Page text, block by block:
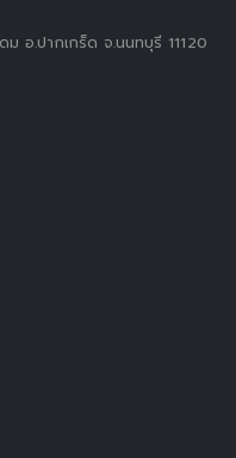
อ.ปากเกร็ด จ.นนทบุรี 11120